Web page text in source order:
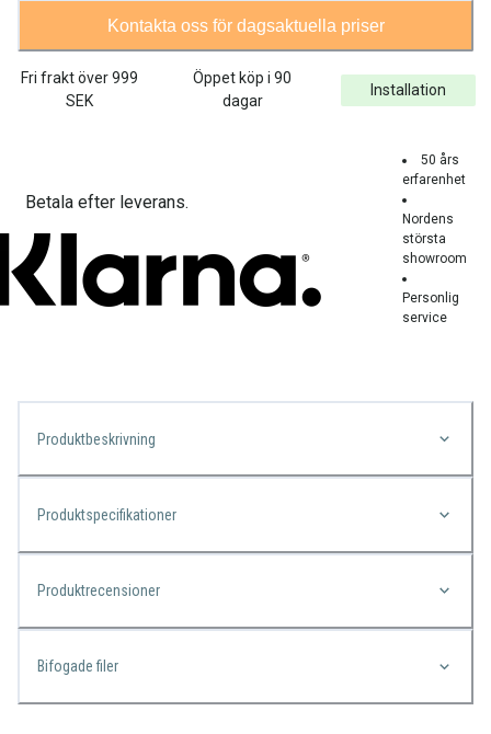
Kontakta oss för dagsaktuella priser
Fri frakt över999
SEK
Öppet köp i 90
dagar
Installation
Betala efter leverans.
50 års
erfarenhet
Nordens
största
showroom
Personlig
service
Produktbeskrivning
Produktspecifikationer
Produktrecensioner
Bifogade filer